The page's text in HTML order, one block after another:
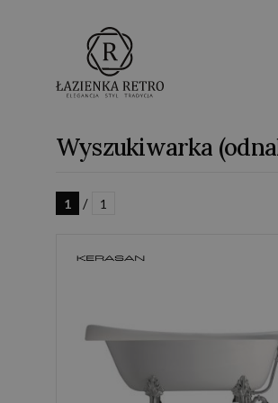
Wyszukiwarka
1 / 1